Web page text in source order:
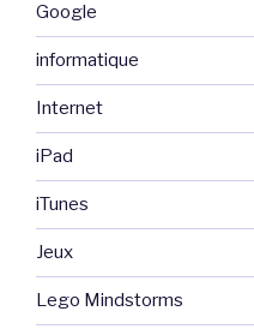
Google
informatique
Internet
iPad
iTunes
Jeux
Lego Mindstorms